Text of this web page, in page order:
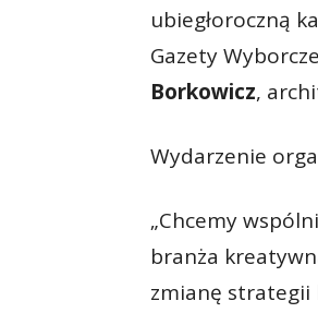
ubiegłoroczną
Gazety
Borkowicz,
Wydarzenie
„Chcemy
branża
zmianę strategii